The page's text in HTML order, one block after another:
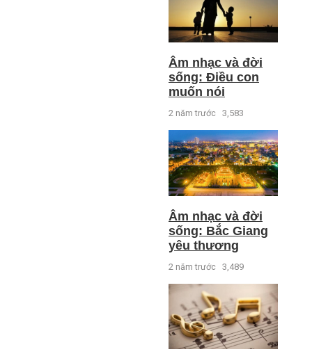
Âm nhạc và đời
sống: Điều con
muốn nói
2 năm trước 3,583
Âm nhạc và đời
sống: Bắc Giang
yêu thương
2 năm trước 3,489